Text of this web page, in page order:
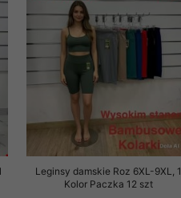
Leginsy damskie Roz 6XL-9XL, 1
Kolor Paczka 12 szt
Dotyczy to w
przez nas linka
i nowościach w
danych